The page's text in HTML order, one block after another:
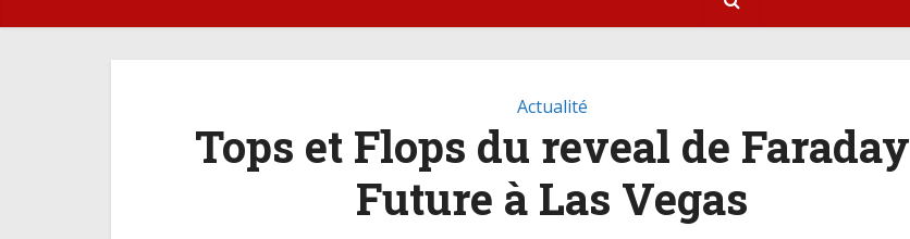
Actualité
Tops et Flops du reveal de Faraday
Future à Las Vegas